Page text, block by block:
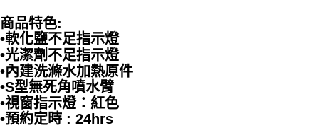
商品特色:
•軟化鹽不足指示燈
•光潔劑不足指示燈
•內建洗滌水加熱原件
•S型無死角噴水臂
•視窗指示燈：紅色
•預約定時 : 24hrs